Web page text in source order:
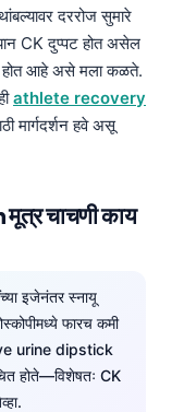
दररोज सुमारे
CK दुप्पट होत असेल
होत आहे असे मला कळते.
athlete recovery
हवे असू
चाचणी काय
इजेनंतर स्नायू
फारच कमी
urine dipstick
होते—विशेषतः CK